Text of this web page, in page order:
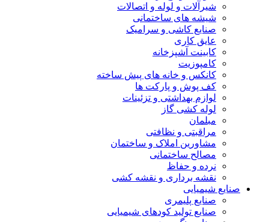
شیرآلات و لوله و اتصالات
شیشه های ساختمانی
صنایع کاشی و سرامیک
عایق کاری
کابینت آشپزخانه
کامپوزیت
کانکس و خانه های پیش ساخته
کف پوش و پارکت ها
لوازم بهداشتی و تزئینات
لوله کشی گاز
مبلمان
مراقبتی و نظافتی
مشاورین املاک و ساختمان
مصالح ساختمانی
نرده و حفاظ
نقشه برداری و نقشه کشی
صنایع شیمیایی
صنایع پلیمری
صنایع تولید کودهای شیمیایی